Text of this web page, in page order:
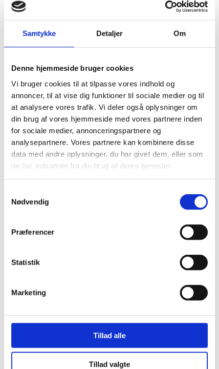
Samtykke Detaljer Om
Denne hjemmeside bruger cookies
Vi bruger cookies til at tilpasse vores indhold og
annoncer, til at vise dig funktioner til sociale medier og til
at analysere vores trafik. Vi deler også oplysninger om
din brug af vores hjemmeside med vores partnere inden
for sociale medier, annonceringspartnere og
analysepartnere. Vores partnere kan kombinere disse
data med andre oplysninger, du har givet dem, eller som
de har indsamlet fra din brug af deres tjenester.
Nødvendig
Præferencer
Statistik
Marketing
Tillad alle
Tillad valgte
JUL
1 SUP – Blå Flag aktivitet
10:00-12:00
1
Strandsafari på Sønderborg Strand – Den